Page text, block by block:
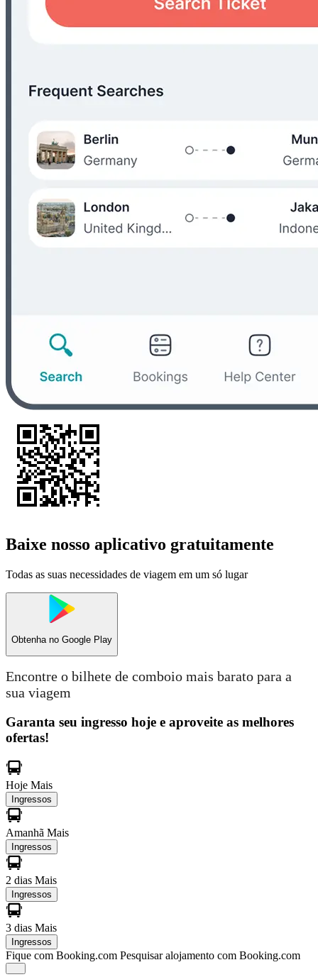
Baixe nosso aplicativo gratuitamente
Todas as suas necessidades de viagem em um só lugar
Obtenha no Google Play
Encontre o bilhete de comboio mais barato para a
sua viagem
Garanta seu ingresso hoje e aproveite as melhores
ofertas!
Hoje Mais
Ingressos
Amanhã Mais
Ingressos
2 dias Mais
Ingressos
3 dias Mais
Ingressos
Fique com Booking.com Pesquisar alojamento com Booking.com